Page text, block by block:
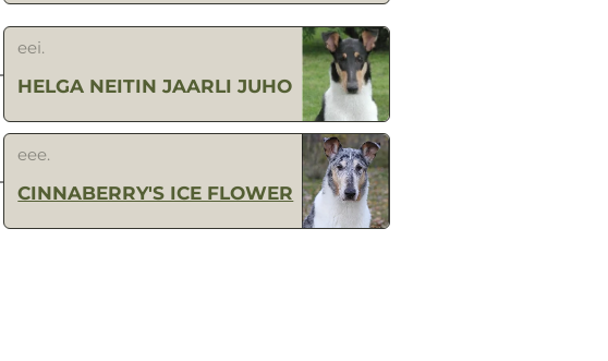
eei.
HELGA NEITIN JAARLI JUHO
eee.
CINNABERRY'S ICE FLOWER